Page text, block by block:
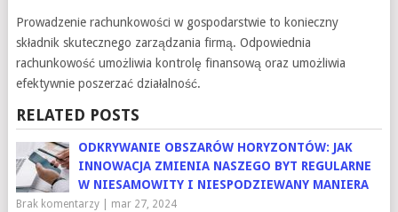
Prowadzenie rachunkowości w gospodarstwie to konieczny
składnik skutecznego zarządzania firmą. Odpowiednia
rachunkowość umożliwia kontrolę finansową oraz umożliwia
efektywnie poszerzać działalność.
RELATED POSTS
ODKRYWANIE OBSZARÓW HORYZONTÓW: JAK
INNOWACJA ZMIENIA NASZEGO BYT REGULARNE
W NIESAMOWITY I NIESPODZIEWANY MANIERA
Brak komentarzy| mar 27, 2024